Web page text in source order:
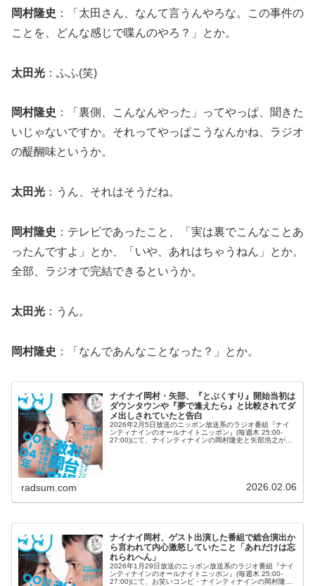
岡村隆史 ：「太田さん、なんて言うんやろな。この事件の
ことを、どんな感じで喋んのやろ？」とか。
太田光 ：ふふ(笑)
岡村隆史 ：「裏側、こんなんやった」ってやっぱ、聞きた
いじゃないですか。それってやっぱこうなんかね、ラジオ
の醍醐味というか。
太田光 ：うん、それはそうだね。
岡村隆史 ：テレビであったこと、「実は裏でこんなことあ
ったんですよ」とか、「いや、あれはちゃうねん」とか。
全部、ラジオで完結できるというか。
太田光 ：うん。
岡村隆史 ：「なんであんなことなった？」とか。
ナイナイ岡村・矢部、『とぶくすり』開始当初は
ダウンタウンや『夢で逢えたら』と比較されてダ
メ出しされていたと告白
2026年2月5日放送のニッポン放送系のラジオ番組『ナイ
ンティナインのオールナイトニッポン』(毎週木 25:00-
27:00)にて、ナインティナインの岡村隆史と矢部浩之が、
radsum.com 2026.02.06
ナイナイ岡村、ゲスト出演した番組で総合演出か
ら言われて内心激怒していたこと「あれだけは忘
れられへん」
2026年1月29日放送のニッポン放送系のラジオ番組『ナイ
ンティナインのオールナイトニッポン』(毎週木 25:00-
27:00)にて、お笑いコンビ・ナインティナインの岡村隆史